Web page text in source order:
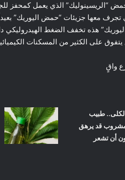
“الريسينوليك” الذي يعمل كمحفز
تجرف معها جزيئات “حمض اليوريك”
هذه تخفف الضغط الهيدروليكي
على الكثير من المسكنات
واقٍ
طبيب
قد يرهق
أن تشعر